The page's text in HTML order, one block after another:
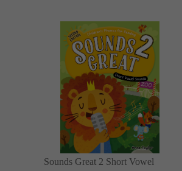
Sounds Great 2 Short Vowel